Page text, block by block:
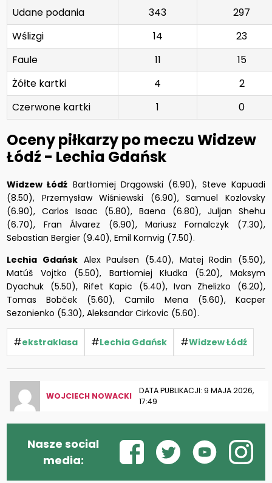
Udane podania 343
297
Wślizgi
14
23
Faule
11
15
Żółte kartki
4
2
Czerwone kartki
1 0
Oceny piłkarzy po meczu Widzew
Łódź - Lechia Gdańsk
Widzew Łódź Bartłomiej Drągowski (6.90), Steve Kapuadi
(8.50), Przemysław Wiśniewski (6.90), Samuel Kozlovsky
(6.90), Carlos Isaac (5.80), Baena (6.80), Juljan Shehu
(6.70), Fran Álvarez (6.90), Mariusz Fornalczyk (7.30),
Sebastian Bergier (9.40), Emil Kornvig (7.50).
Lechia GdańskAlex Paulsen (5.40), Matej Rodin (5.50),
Matúš Vojtko (5.50), Bartłomiej Kłudka (5.20), Maksym
Dyachuk (5.50), Rifet Kapic (5.40), Ivan Zhelizko (6.20),
Tomas Bobček (5.60), Camilo Mena (5.60), Kacper
Sezonienko (5.30), Aleksandar Cirkovic (5.60).
#ekstraklasa #Lechia Gdańsk #Widzew Łódź
WOJCIECH NOWACKI
DATA PUBLIKACJI: 9 MAJA 2026,
17:49
Nasze social
media: